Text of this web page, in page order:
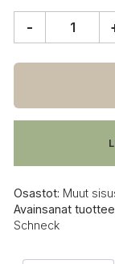
paperiteline,
määrä
-
Osastot: Muut
Avainsanat
Schneck